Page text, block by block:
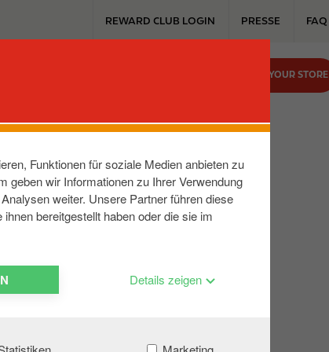
Funktionen für soziale Medien anbieten zu
geben wir Informationen zu Ihrer Verwendung
weiter. Unsere Partner führen diese
bereitgestellt haben oder die sie im
Details zeigen
u
REWARD CLUB LOGIN PRESSE FAQ
FIND YOUR STORE